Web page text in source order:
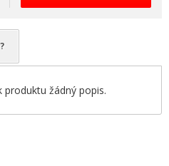
?
žádný popis.